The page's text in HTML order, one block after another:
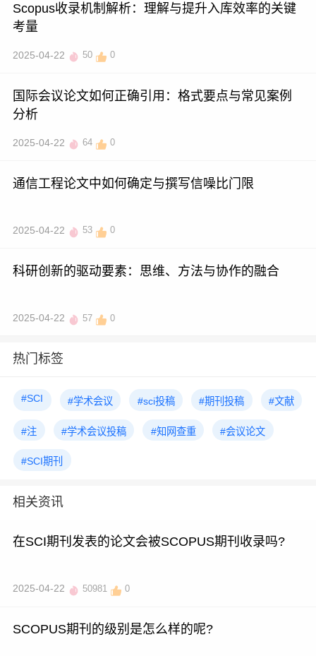
Scopus收录机制解析：理解与提升入库效率的关键
考量
2025-04-22 50 0
国际会议论文如何正确引用：格式要点与常见案例
分析
2025-04-22 64 0
通信工程论文中如何确定与撰写信噪比门限
2025-04-22 53 0
科研创新的驱动要素：思维、方法与协作的融合
2025-04-22 57 0
热门标签
#SCI #学术会议 #sci投稿 #期刊投稿 #文献
#注 #学术会议投稿 #知网查重 #会议论文
#SCI期刊
相关资讯
在SCI期刊发表的论文会被SCOPUS期刊收录吗?
2025-04-22 50981 0
SCOPUS期刊的级别是怎么样的呢?